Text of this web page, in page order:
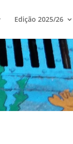
Edição 2025/26